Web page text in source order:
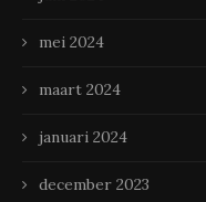
mei 2024
maart 2024
januari 2024
december 2023